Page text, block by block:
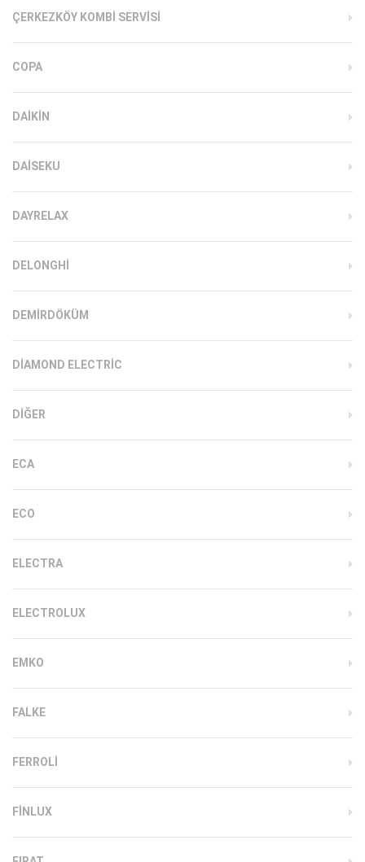
ÇERKEZKÖY KOMBI SERVISI
COPA
DAIKIN
DAISEKU
DAYRELAX
DELONGHI
DEMIRDÖKÜM
DIAMOND ELECTRIC
DIĞER
ECA
ECO
ELECTRA
ELECTROLUX
EMKO
FALKE
FERROLI
FINLUX